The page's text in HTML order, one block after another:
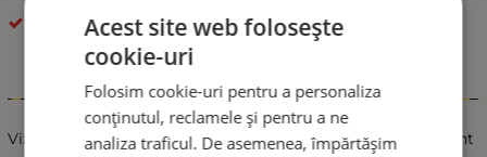
DIFERITE
Informații
Viziere de Protectie Pentru Fata din Material PET Transparent
Acest site web folosește
cookie-uri
Folosim cookie-uri pentru a personaliza
conținutul, reclamele și pentru a ne
analiza traficul. De asemenea, împărtășim